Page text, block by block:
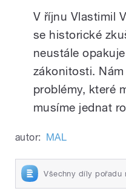
V říjnu Vlastimil
se historické
neustále
zákonitosti.
problémy, které
musíme jednat
autor: MAL
Všechny díly pořadu